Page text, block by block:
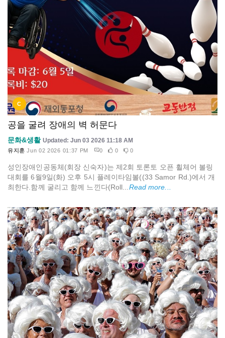
C
공을 굴려 장애의 벽 허문다
문화&생활 Updated: Jun 03 2026 11:18 AM
유지훈 Jun 02 2026 01:37 PM 0 0 0
성인장애인공동체(회장 신숙자)는 제2회 토론토 오픈 휠체어 볼링
대회를 6월9일(화) 오후 5시 플레이타임볼((33 Samor Rd.)에서 개
최한다.함께 굴리고 함께 느낀다(Roll... Read more...